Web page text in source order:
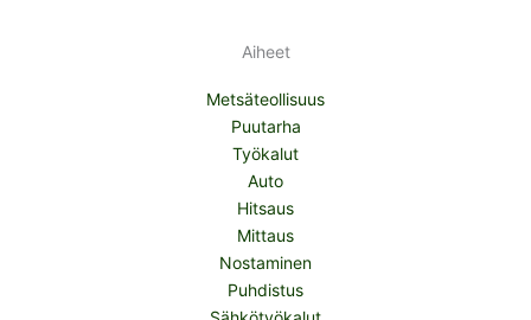
Aiheet
Metsäteollisuus
Puutarha
Työkalut
Auto
Hitsaus
Mittaus
Nostaminen
Puhdistus